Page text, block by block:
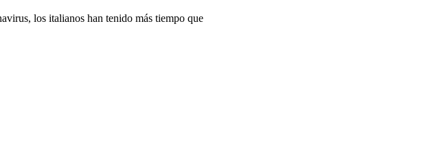
los italianos han tenido más tiempo que